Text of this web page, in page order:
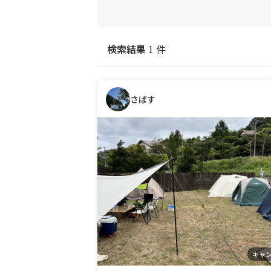
検索結果 1 件
さばす
キャ